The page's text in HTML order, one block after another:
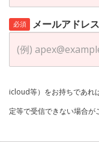
必須 メールアドレス
icloud等）をお持ちであれ
キャリアメ
定等で受信できない場合が